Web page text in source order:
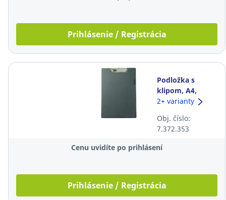
Prihlásenie / Registrácia
Podložka s
klipom, A4,
čierna
2+ varianty
Obj. číslo:
7.372.353
Cenu uvidíte po prihlásení
Prihlásenie / Registrácia